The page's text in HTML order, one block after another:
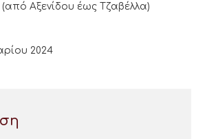
Αξενίδου έως Τζαβέλλα)
2024